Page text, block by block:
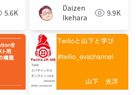
5.6K
Daizen
Ikehara
9.9K